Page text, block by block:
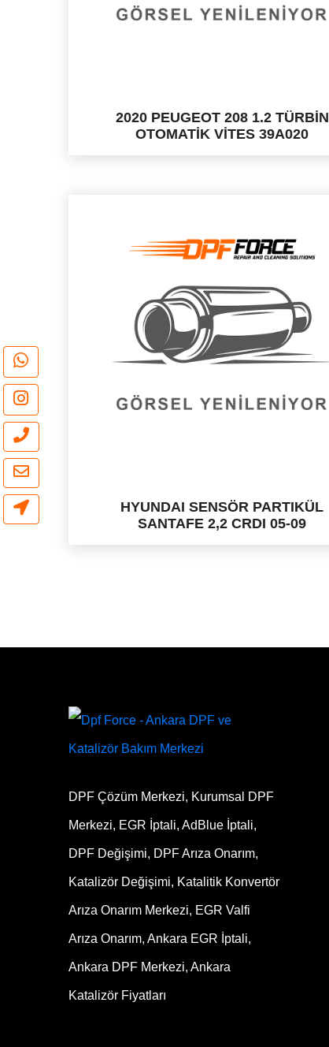
2020 PEUGEOT 208 1.2 TÜRBİN
OTOMATİK VİTES 39A020
HYUNDAI SENSÖR PARTIKÜL
SANTAFE 2,2 CRDI 05-09
DPF Çözüm Merkezi, Kurumsal DPF
Merkezi, EGR İptali, AdBlue İptali,
DPF Değişimi, DPF Arıza Onarım,
Katalizör Değişimi, Katalitik Konvertör
Arıza Onarım Merkezi, EGR Valfi
Arıza Onarım, Ankara EGR İptali,
Ankara DPF Merkezi, Ankara
Katalizör Fiyatları